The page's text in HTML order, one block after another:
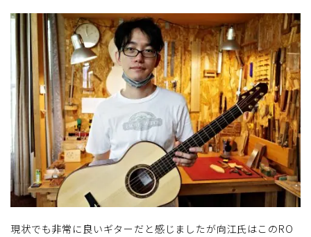
現状でも非常に良いギターだと感じましたが向江氏はこのRO